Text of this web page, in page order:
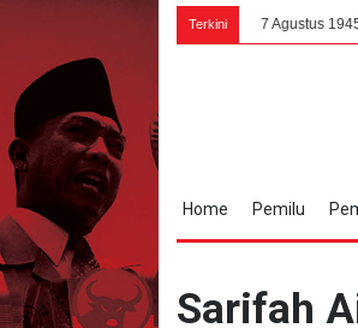
Terkini
7 Agustus 1945, Bung
Home Pemilu
Sarifah